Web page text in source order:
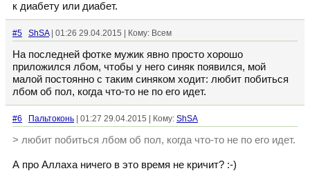
к диабету или диабет.
#5 ShSA| 01:26 29.04.2015 | Кому: Всем
На последней фотке мужик явно просто хорошо
приложился лбом, чтобы у него синяк появился, мой
малой постоянно с таким синяком ходит: любит побиться
лбом об пол, когда что-то не по его идет.
#6 Пальтоконь | 01:27 29.04.2015 | Кому: ShSA
> любит побиться лбом об пол, когда что-то не по его идет.
А про Аллаха ничего в это время не кричит? :-)